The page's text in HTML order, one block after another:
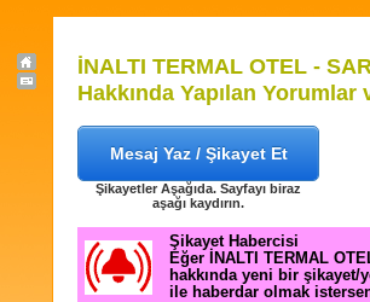
İNALTI TERMAL OTEL -
Hakkında Yapılan Yorumlar
Mesaj Yaz / Şikayet Et
Şikayetler Aşağıda. Sayfayı biraz
aşağı kaydırın.
Şikayet Habercisi
Eğer İNALTI TERMAL
hakkında yeni bir
ile haberdar olmak